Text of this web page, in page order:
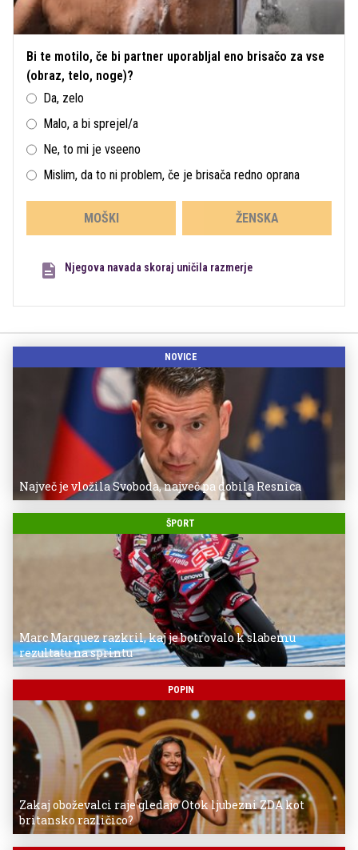
Bi te motilo, če bi partner uporabljal eno brisačo za vse
(obraz, telo, noge)?
Da, zelo
Malo, a bi sprejel/a
Ne, to mi je vseeno
Mislim, da to ni problem, če je brisača redno oprana
MOŠKI ŽENSKA
Njegova navada skoraj uničila razmerje
NOVICE
Največ je vložila Svoboda, največ pa dobila Resnica
ŠPORT
Marc Marquez razkril, kaj je botrovalo k slabemu
rezultatu na sprintu
POPIN
Zakaj oboževalci raje gledajo Otok ljubezni ZDA kot
britansko različico?